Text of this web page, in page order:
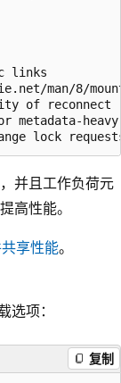
links
man/8/
of reconnect
metadata-
并且工作负荷元
高性能。
享性能。
项：
复制